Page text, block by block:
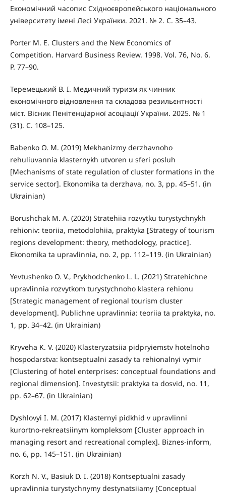
Економічний часопис Східноєвропейського національного
університету імені Лесі Українки. 2021. № 2. С. 35–43.
Porter M. E. Clusters and the New Economics of
Competition. Harvard Business Review. 1998. Vol. 76, No. 6.
P. 77–90.
Теремецький В. І. Медичний туризм як чинник
економічного відновлення та складова резильєнтності
міст. Вісник Пенітенціарної асоціації України. 2025. № 1
(31). С. 108–125.
Babenko O. M. (2019) Mekhanizmy derzhavnoho
rehuliuvannia klasternykh utvoren u sferi posluh
[Mechanisms of state regulation of cluster formations in the
service sector]. Ekonomika ta derzhava, no. 3, pp. 45–51. (in
Ukrainian)
Borushchak M. A. (2020) Stratehiia rozvytku turystychnykh
rehioniv: teoriia, metodolohiia, praktyka [Strategy of tourism
regions development: theory, methodology, practice].
Ekonomika ta upravlinnia, no. 2, pp. 112–119. (in Ukrainian)
Yevtushenko O. V., Prykhodchenko L. L. (2021) Stratehichne
upravlinnia rozvytkom turystychnoho klastera rehionu
[Strategic management of regional tourism cluster
development]. Publichne upravlinnia: teoriia ta praktyka, no.
1, pp. 34–42. (in Ukrainian)
Kryveha K. V. (2020) Klasteryzatsiia pidpryiemstv hotelnoho
hospodarstva: kontseptualni zasady ta rehionalnyi vymir
[Clustering of hotel enterprises: conceptual foundations and
regional dimension]. Investytsii: praktyka ta dosvid, no. 11,
pp. 62–67. (in Ukrainian)
Dyshlovyi I. M. (2017) Klasternyi pidkhid v upravlinni
kurortno-rekreatsiinym kompleksom [Cluster approach in
managing resort and recreational complex]. Biznes-inform,
no. 6, pp. 145–151. (in Ukrainian)
Korzh N. V., Basiuk D. I. (2018) Kontseptualni zasady
upravlinnia turystychnymy destynatsiiamy [Conceptual